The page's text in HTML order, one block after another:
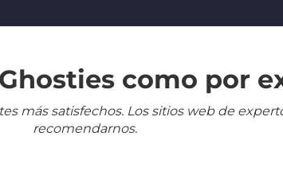
como por
más satisfechos. Los sitios web de
recomendarnos.